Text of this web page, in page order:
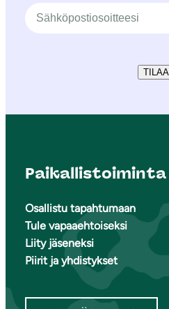
TILAA
Paikallistoiminta
Osallistu tapahtumaan
Tule vapaaehtoiseksi
Liity jäseneksi
Piirit ja yhdistykset